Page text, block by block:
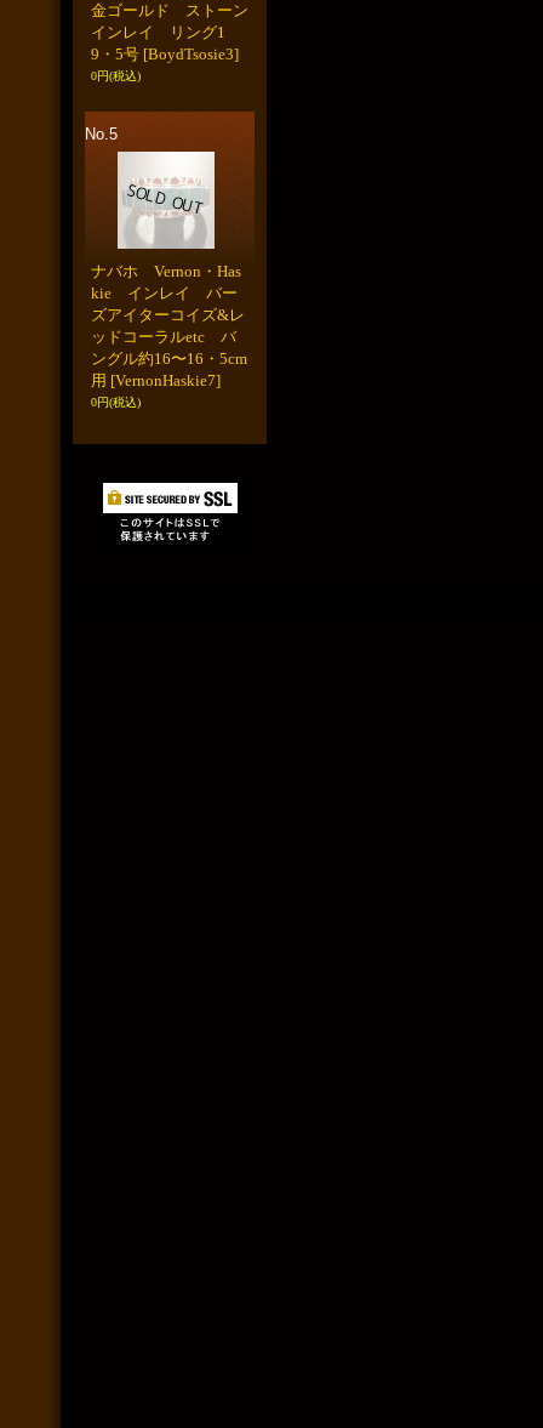
金ゴールド ストーン
インレイ リング1
9・5号 [BoydTsosie3]
0円(税込)
No.5
ナバホ Vernon・Has
kie インレイ バー
ズアイターコイズ&レ
ッドコーラルetc バ
ングル約16〜16・5cm
用 [VernonHaskie7]
0円(税込)